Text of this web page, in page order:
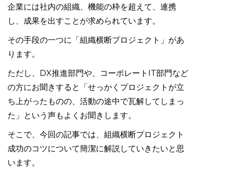
企業には社内の組織、機能の枠を超えて、連携
し、成果を出すことが求められています。
その手段の一つに「組織横断プロジェクト」があ
ります。
ただし、DX推進部門や、コーポレートIT部門など
の方にお聞きすると「せっかくプロジェクトが立
ち上がったものの、活動の途中で瓦解してしまっ
た」という声もよくお聞きします。
そこで、今回の記事では、組織横断プロジェクト
成功のコツについて簡潔に解説していきたいと思
います。